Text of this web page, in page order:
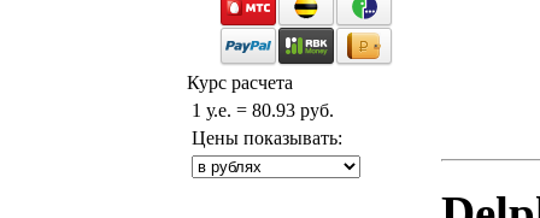
Курс расчета
1 у.е. = 80.93 руб.
Цены показывать: